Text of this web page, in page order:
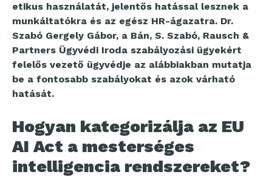
etikus használatát, jelentős hatással lesznek a
munkáltatókra és az egész HR-ágazatra. Dr.
Szabó Gergely Gábor, a Bán, S. Szabó, Rausch &
Partners Ügyvédi Iroda szabályozási ügyekért
felelős vezető ügyvédje az alábbiakban mutatja
be a fontosabb szabályokat és azok várható
hatását.
Hogyan kategorizálja az EU
AI Act a mesterséges
intelligencia rendszereket?